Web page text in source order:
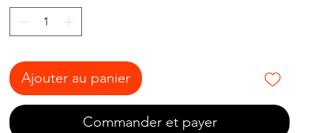
Ajouter au panier
Commander et payer